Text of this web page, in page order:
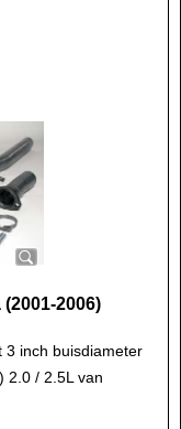
2006)
3 inch buisdiameter
2.0 / 2.5L van